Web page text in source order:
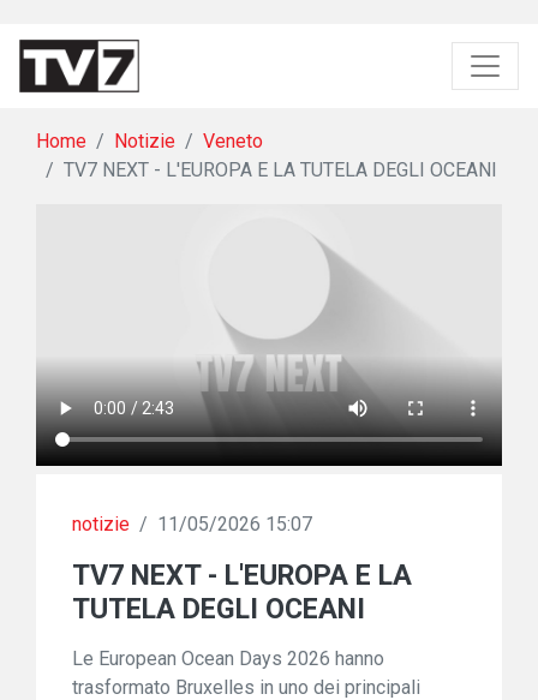
Home Notizie
Veneto
TV7 NEXT - L'EUROPA E LA TUTELA DEGLI OCEANI
notizie / 11/05/2026 15:07
TV7 NEXT - L'EUROPA E LA
TUTELA DEGLI OCEANI
Le European Ocean Days 2026 hanno
trasformato Bruxelles in uno dei principali